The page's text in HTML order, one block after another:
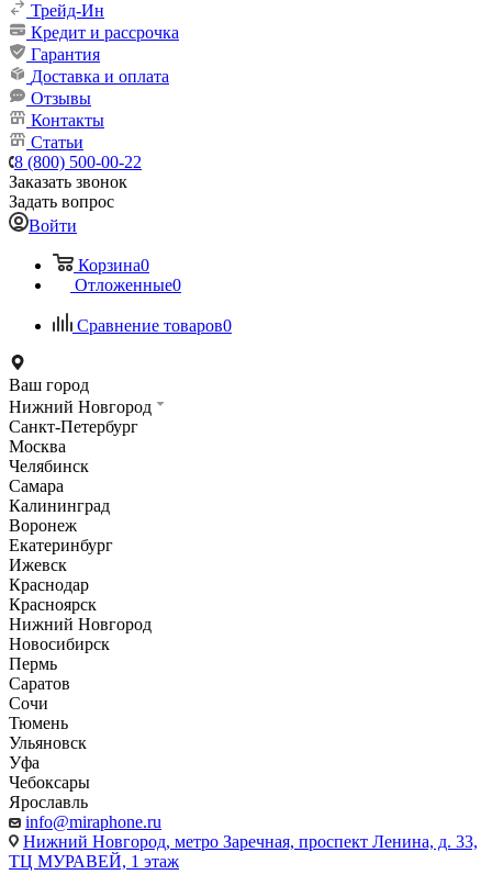
Трейд-Ин
Кредит и рассрочка
Гарантия
Доставка и оплата
Отзывы
Контакты
Статьи
8 (800) 500-00-22
Заказать звонок
Задать вопрос
Войти
Корзина0
Отложенные0
Сравнение товаров0
Ваш город
Нижний Новгород
Санкт-Петербург
Москва
Челябинск
Самара
Калининград
Воронеж
Екатеринбург
Ижевск
Краснодар
Красноярск
Нижний Новгород
Новосибирск
Пермь
Саратов
Сочи
Тюмень
Ульяновск
Уфа
Чебоксары
Ярославль
info@miraphone.ru
Нижний Новгород, метро Заречная, проспект Ленина, д. 33,
ТЦ МУРАВЕЙ, 1 этаж